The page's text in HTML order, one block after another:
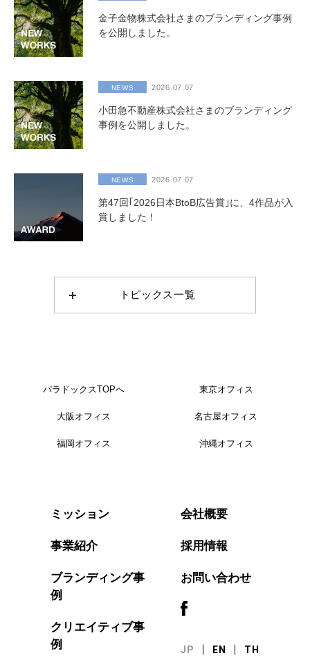
金子金物株式会社さまのブランディング事例
を公開しました。
NEWS 2026.07.07
小田急不動産株式会社さまのブランディング
事例を公開しました。
NEWS 2026.07.07
第47回｢2026日本BtoB広告賞｣に、4作品が入
賞しました！
トピックス一覧
パラドックスTOPへ 東京オフィス
大阪オフィス 名古屋オフィス
福岡オフィス 沖縄オフィス
ミッション
事業紹介
ブランディング事
例
クリエイティブ事
例
会社概要
採用情報
お問い合わせ
JP EN TH